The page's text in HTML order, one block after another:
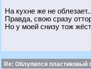
На кухне же не
Правда, свою сразу
Но у моей снизу тож
Re: Облупился пластиковый